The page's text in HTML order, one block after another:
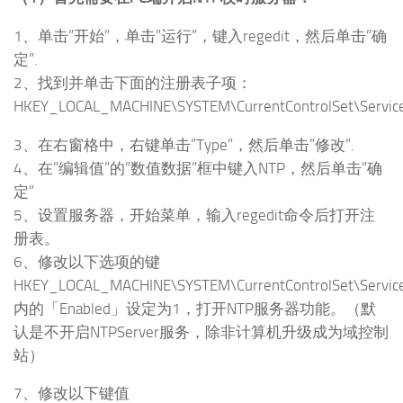
1、单击”开始”，单击”运行”，键入regedit，然后单击”确
定”.
2、找到并单击下面的注册表子项：
3、在右窗格中，右键单击”Type”，然后单击”修改”.
4、在”编辑值”的”数值数据”框中键入NTP，然后单击”确
定”
5、设置服务器，开始菜单，输入regedit命令后打开注
册表。
6、修改以下选项的键
内的「Enabled」设定为1，打开NTP服务器功能。（默
认是不开启NTPServer服务，除非计算机升级成为域控制
站）
7、修改以下键值